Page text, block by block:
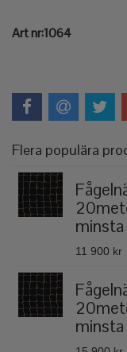
Art nr:1064
Flera populära
11 900 kr